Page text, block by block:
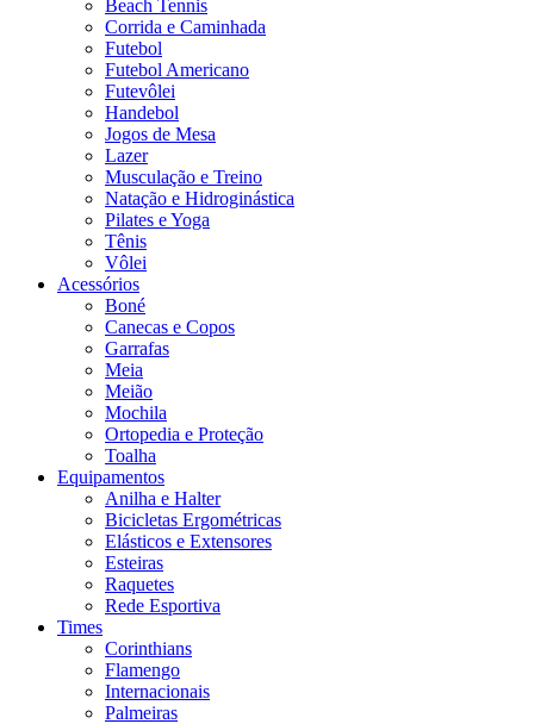
Beach Tennis
Corrida e Caminhada
Futebol
Futebol Americano
Futevôlei
Handebol
Jogos de Mesa
Lazer
Musculação e Treino
Natação e Hidroginástica
Pilates e Yoga
Tênis
Vôlei
Acessórios
Boné
Canecas e Copos
Garrafas
Meia
Meião
Mochila
Ortopedia e Proteção
Toalha
Equipamentos
Anilha e Halter
Bicicletas Ergométricas
Elásticos e Extensores
Esteiras
Raquetes
Rede Esportiva
Times
Corinthians
Flamengo
Internacionais
Palmeiras